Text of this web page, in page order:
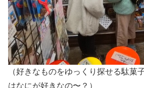
（好きなものをゆっくり探せる駄菓
はなにが好きなの〜？）